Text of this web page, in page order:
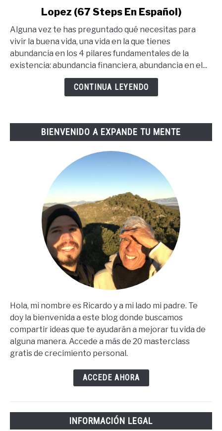
67
Pasos
Para
Steps
Lopez (67 Steps En Español)
Alguna vez te has preguntado qué necesitas para
vivir la buena vida, una vida en la que tienes
abundancia en los 4 pilares fundamentales de la
existencia: abundancia financiera, abundancia en el...
CONTINUA LEYENDO
BIENVENIDO A EXPANDE TU MENTE
Hola, mi nombre es Ricardo y a mi lado mi padre. Te
doy la bienvenida a este blog donde buscamos
compartir ideas que te ayudarán a mejorar tu vida de
alguna manera. Accede a más de 20 masterclass
gratis de crecimiento personal.
ACCEDE AHORA
INFORMACIÓN LEGAL